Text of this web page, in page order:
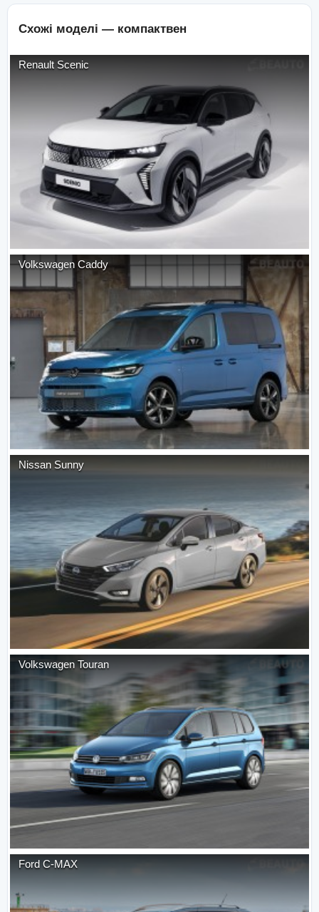
Схожі моделі — компактвен
Renault Scenic
Volkswagen Caddy
Nissan Sunny
Volkswagen Touran
Ford C-MAX